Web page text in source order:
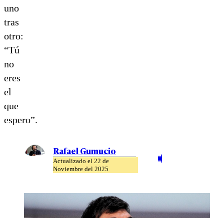
uno
tras
otro:
“Tú
no
eres
el
que
espero”.
Rafael Gumucio
Actualizado el 22 de
Noviembre del 2025